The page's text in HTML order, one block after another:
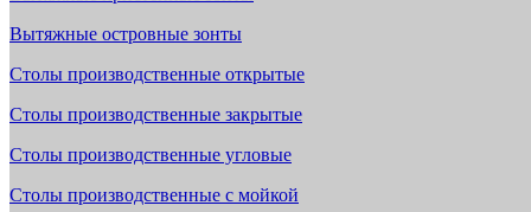
Вытяжные островные зонты
Столы производственные открытые
Столы производственные закрытые
Столы производственные угловые
Столы производственные с мойкой